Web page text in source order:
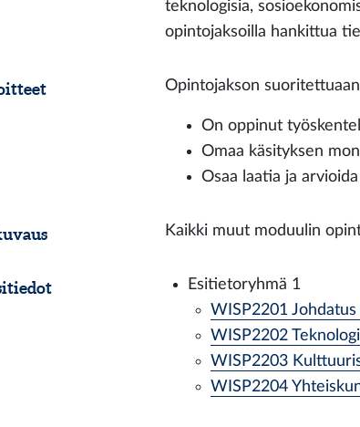
teknologisia,
opintojaksoilla hankittua
Opintojakson
On oppinut
Omaa käsityksen
Osaa laatia ja
Kaikki muut moduulin
Esitietoryhmä 1
WISP2201
WISP2202
WISP2203
WISP2204